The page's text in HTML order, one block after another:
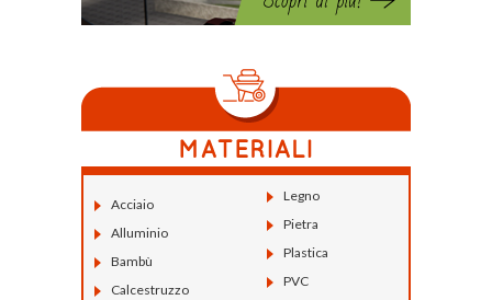
Acciaio
Alluminio
Bambù
Calcestruzzo
Legno
Pietra
Plastica
PVC